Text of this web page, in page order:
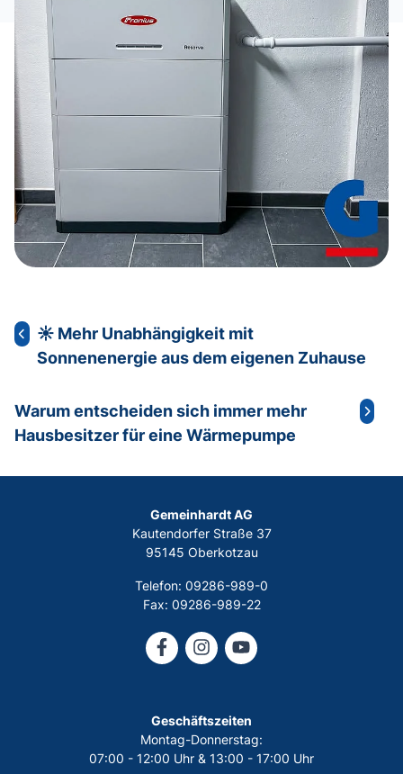
☀ Mehr Unabhängigkeit mit
Sonnenenergie aus dem eigenen Zuhause
Warum entscheiden sich immer mehr
Hausbesitzer für eine Wärmepumpe
Gemeinhardt AG
Kautendorfer Straße 37
95145 Oberkotzau
Telefon: 09286-989-0
Fax: 09286-989-22
Geschäftszeiten
Montag-Donnerstag:
07:00 - 12:00 Uhr & 13:00 - 17:00 Uhr